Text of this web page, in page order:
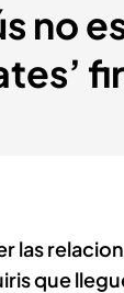
no
las
que